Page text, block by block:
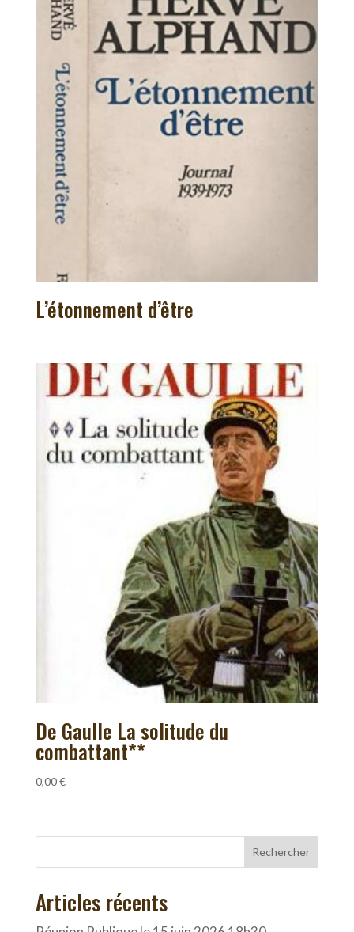
L’étonnement d’être
De Gaulle La solitude du
combattant**
0,00€
Rechercher
Articles récents